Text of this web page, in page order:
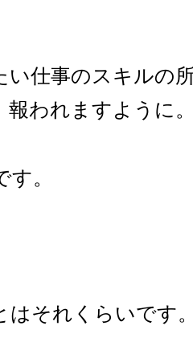
い仕事のスキルの
報われますように
。
はそれくらいです